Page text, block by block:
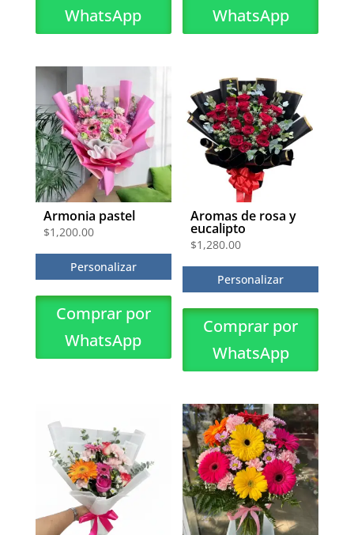
WhatsApp
WhatsApp
Armonia pastel
$1,200.00
Personalizar
Comprar por
WhatsApp
Aromas de rosa y
eucalipto
$1,280.00
Personalizar
Comprar por
WhatsApp